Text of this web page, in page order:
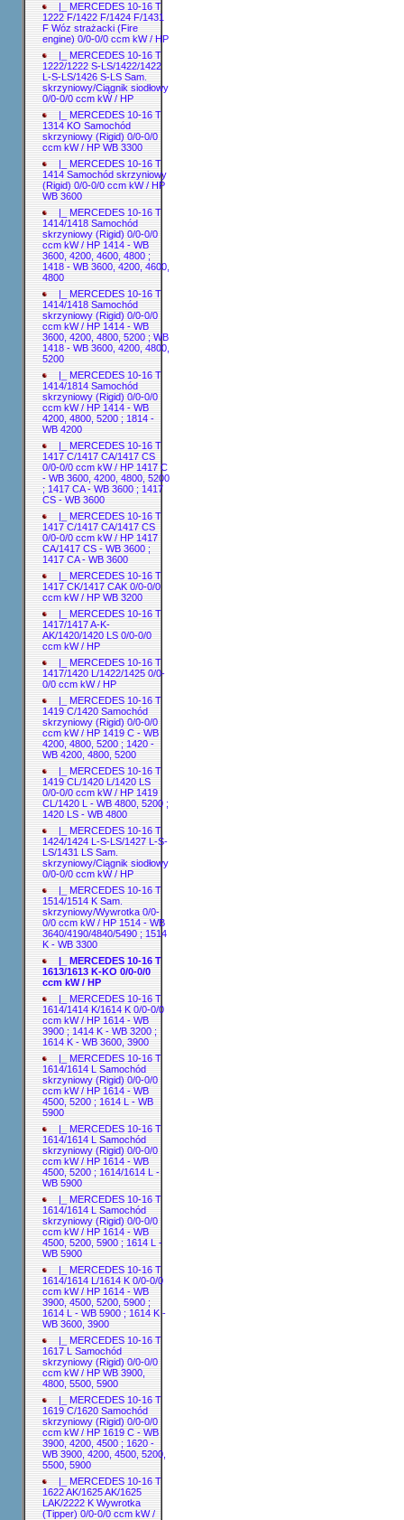
|_ MERCEDES 10-16 T
1222 F/1422 F/1424 F/1431
F Wóz strażacki (Fire
engine) 0/0-0/0 ccm kW / HP
|_ MERCEDES 10-16 T
1222/1222 S-LS/1422/1422
L-S-LS/1426 S-LS Sam.
skrzyniowy/Ciągnik siodłowy
0/0-0/0 ccm kW / HP
|_ MERCEDES 10-16 T
1314 KO Samochód
skrzyniowy (Rigid) 0/0-0/0
ccm kW / HP WB 3300
|_ MERCEDES 10-16 T
1414 Samochód skrzyniowy
(Rigid) 0/0-0/0 ccm kW / HP
WB 3600
|_ MERCEDES 10-16 T
1414/1418 Samochód
skrzyniowy (Rigid) 0/0-0/0
ccm kW / HP 1414 - WB
3600, 4200, 4600, 4800 ;
1418 - WB 3600, 4200, 4600,
4800
|_ MERCEDES 10-16 T
1414/1418 Samochód
skrzyniowy (Rigid) 0/0-0/0
ccm kW / HP 1414 - WB
3600, 4200, 4800, 5200 ; WB
1418 - WB 3600, 4200, 4800,
5200
|_ MERCEDES 10-16 T
1414/1814 Samochód
skrzyniowy (Rigid) 0/0-0/0
ccm kW / HP 1414 - WB
4200, 4800, 5200 ; 1814 -
WB 4200
|_ MERCEDES 10-16 T
1417 C/1417 CA/1417 CS
0/0-0/0 ccm kW / HP 1417 C
- WB 3600, 4200, 4800, 5200
; 1417 CA - WB 3600 ; 1417
CS - WB 3600
|_ MERCEDES 10-16 T
1417 C/1417 CA/1417 CS
0/0-0/0 ccm kW / HP 1417
CA/1417 CS - WB 3600 ;
1417 CA - WB 3600
|_ MERCEDES 10-16 T
1417 CK/1417 CAK 0/0-0/0
ccm kW / HP WB 3200
|_ MERCEDES 10-16 T
1417/1417 A-K-
AK/1420/1420 LS 0/0-0/0
ccm kW / HP
|_ MERCEDES 10-16 T
1417/1420 L/1422/1425 0/0-
0/0 ccm kW / HP
|_ MERCEDES 10-16 T
1419 C/1420 Samochód
skrzyniowy (Rigid) 0/0-0/0
ccm kW / HP 1419 C - WB
4200, 4800, 5200 ; 1420 -
WB 4200, 4800, 5200
|_ MERCEDES 10-16 T
1419 CL/1420 L/1420 LS
0/0-0/0 ccm kW / HP 1419
CL/1420 L - WB 4800, 5200 ;
1420 LS - WB 4800
|_ MERCEDES 10-16 T
1424/1424 L-S-LS/1427 L-S-
LS/1431 LS Sam.
skrzyniowy/Ciągnik siodłowy
0/0-0/0 ccm kW / HP
|_ MERCEDES 10-16 T
1514/1514 K Sam.
skrzyniowy/Wywrotka 0/0-
0/0 ccm kW / HP 1514 - WB
3640/4190/4840/5490 ; 1514
K - WB 3300
|_ MERCEDES 10-16 T
1613/1613 K-KO 0/0-0/0
ccm kW / HP
|_ MERCEDES 10-16 T
1614/1414 K/1614 K 0/0-0/0
ccm kW / HP 1614 - WB
3900 ; 1414 K - WB 3200 ;
1614 K - WB 3600, 3900
|_ MERCEDES 10-16 T
1614/1614 L Samochód
skrzyniowy (Rigid) 0/0-0/0
ccm kW / HP 1614 - WB
4500, 5200 ; 1614 L - WB
5900
|_ MERCEDES 10-16 T
1614/1614 L Samochód
skrzyniowy (Rigid) 0/0-0/0
ccm kW / HP 1614 - WB
4500, 5200 ; 1614/1614 L -
WB 5900
|_ MERCEDES 10-16 T
1614/1614 L Samochód
skrzyniowy (Rigid) 0/0-0/0
ccm kW / HP 1614 - WB
4500, 5200, 5900 ; 1614 L -
WB 5900
|_ MERCEDES 10-16 T
1614/1614 L/1614 K 0/0-0/0
ccm kW / HP 1614 - WB
3900, 4500, 5200, 5900 ;
1614 L - WB 5900 ; 1614 K -
WB 3600, 3900
|_ MERCEDES 10-16 T
1617 L Samochód
skrzyniowy (Rigid) 0/0-0/0
ccm kW / HP WB 3900,
4800, 5500, 5900
|_ MERCEDES 10-16 T
1619 C/1620 Samochód
skrzyniowy (Rigid) 0/0-0/0
ccm kW / HP 1619 C - WB
3900, 4200, 4500 ; 1620 -
WB 3900, 4200, 4500, 5200,
5500, 5900
|_ MERCEDES 10-16 T
1622 AK/1625 AK/1625
LAK/2222 K Wywrotka
(Tipper) 0/0-0/0 ccm kW /